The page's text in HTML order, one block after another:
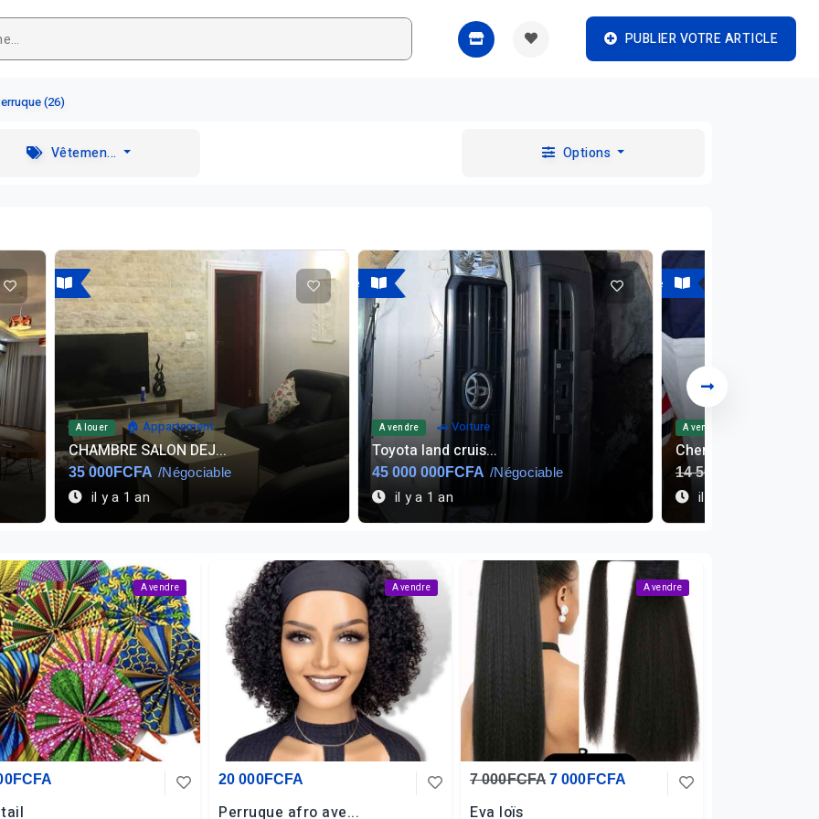
PUBLIER VOTRE ARTICLE
(26)
Vêtemen... Options
vendre
A vendre 🚗 Voiture
Toyota land cruis...
45 000 000FCFA/Négociable
il y a 1 an
A vendre
A vendre 👕 Vêtement
Chemise façonable
14 500FCFA 9 500FCFA
il y a 1 an
🏠 Autre immobilier
Fabrication et po...
85FCFA
il y a 1 an
A vendre A vendre
20 000FCFA
Perruque afro ave...
A vendre
7 000FCFA 7 000FCFA
Eva loïs